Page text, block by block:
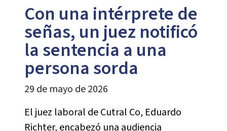
Con una intérprete de
señas, un juez notificó
la sentencia a una
persona sorda
29 de mayo de 2026
El juez laboral de Cutral Co, Eduardo
Richter, encabezó una audiencia